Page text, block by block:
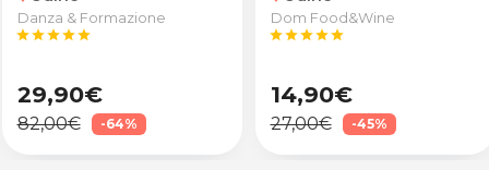
Danza & Formazione
starstarstarstarstar
29,90€
82,00€ -64%
Dom Food&Wine
starstarstarstarstar
14,90€
27,00€ -45%